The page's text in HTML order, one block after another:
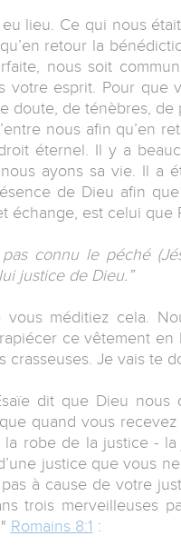
lieu. Ce qui nous
retour la
nous soit
votre esprit. Pour que
doute, de ténèbres,
nous afin qu’en
éternel. Il y a
ayons sa vie. Il a
de Dieu afin
échange, est celui que
pas connu le péché
justice de Dieu.”
vous méditiez cela.
rapiécer ce vêtement
crasseuses. Je vais te
dit que Dieu nous
quand vous
la robe de la justice -
justice que vous
pas à cause de votre
trois merveilleuses
Romains 8:1 :